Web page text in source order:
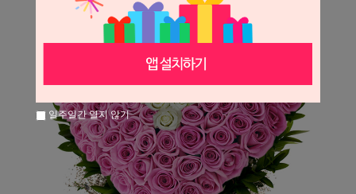
일주일간 열지 않기